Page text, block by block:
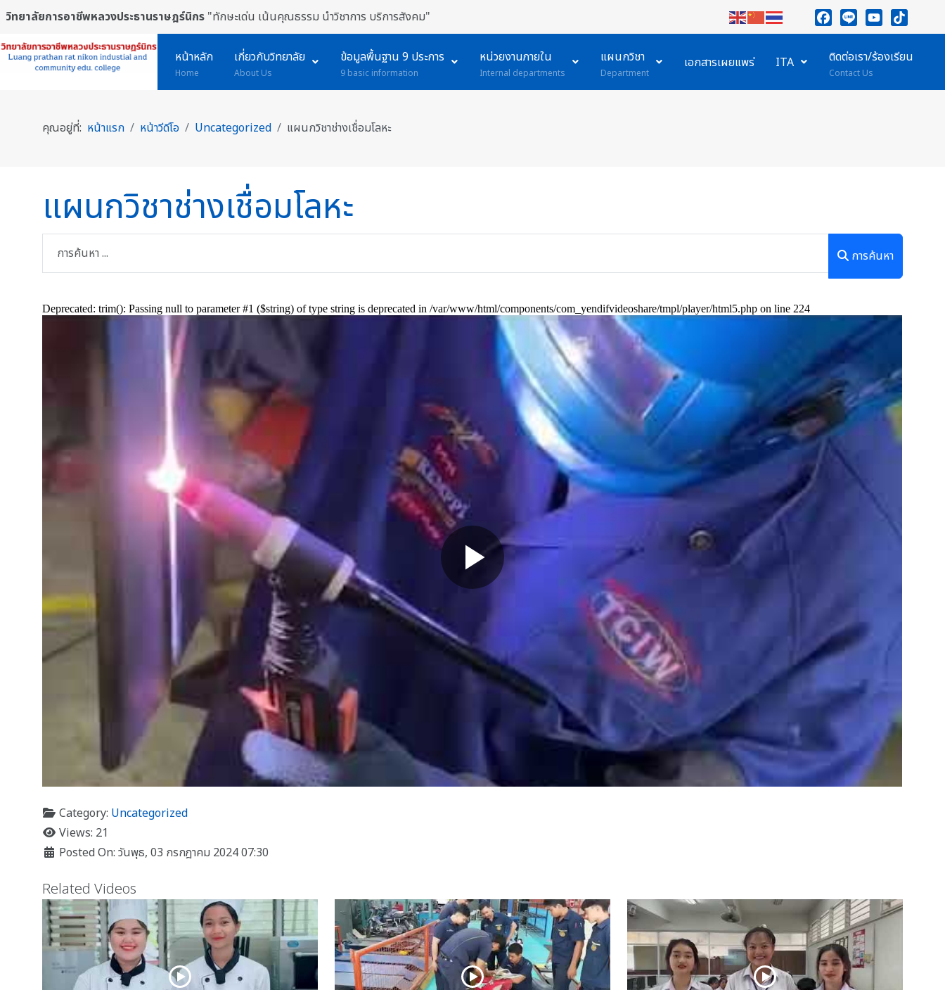
วิทยาลัยการอาชีพหลวงประธานราษฎร์นิกร "ทักษะเด่น เน้นคุณธรรม นำวิชาการ บริการสังคม"
Facebook
LineYouTube
TikTok
หน้าหลัก
Home
เกี่ยวกับวิทยาลัย
About Us
ข้อมูลพื้นฐาน 9 ประการ
9 basic information
หน่วยงานภายใน
Internal departments
แผนกวิชา
Department
เอกสารเผยแพร่ ITA ติดต่อเรา/ร้องเรียน
Contact Us
คุณอยู่ที่: หน้าแรก หน้าวีดีโอ Uncategorized แผนกวิชาช่างเชื่อมโลหะ
แผนกวิชาช่างเชื่อมโลหะ
การค้นหา
Category: Uncategorized
Views: 21
Posted On: วันพุธ, 03 กรกฎาคม 2024 07:30
Related Videos